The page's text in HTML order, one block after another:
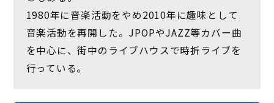
1980年に音楽活動をやめ2010年に趣味として
音楽活動を再開した。JPOPやJAZZ等カバー曲
を中心に、街中のライブハウスで時折ライブを
行っている。